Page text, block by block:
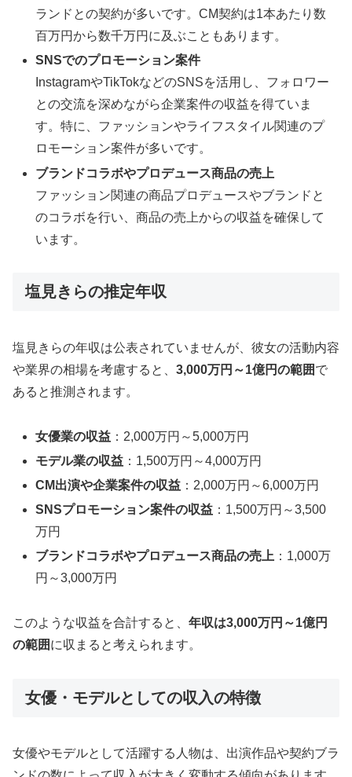
ランドとの契約が多いです。CM契約は1本あたり数
百万円から数千万円に及ぶこともあります。
SNSでのプロモーション案件
InstagramやTikTokなどのSNSを活用し、フォロワー
との交流を深めながら企業案件の収益を得ていま
す。特に、ファッションやライフスタイル関連のプ
ロモーション案件が多いです。
ブランドコラボやプロデュース商品の売上
ファッション関連の商品プロデュースやブランドと
のコラボを行い、商品の売上からの収益を確保して
います。
塩見きらの推定年収
塩見きらの年収は公表されていませんが、彼女の活動内容
や業界の相場を考慮すると、 3,000万円～1億円の範囲で
あると推測されます。
女優業の収益 ：2,000万円～5,000万円
モデル業の収益 ：1,500万円～4,000万円
CM出演や企業案件の収益 ：2,000万円～6,000万円
SNSプロモーション案件の収益 ：1,500万円～3,500
万円
ブランドコラボやプロデュース商品の売上 ：1,000万
円～3,000万円
このような収益を合計すると、 年収は3,000万円～1億円
の範囲に収まると考えられます。
女優・モデルとしての収入の特徴
女優やモデルとして活躍する人物は、出演作品や契約ブラ